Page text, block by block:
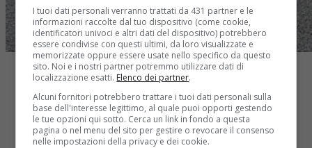
Share
I tuoi dati personali verranno trattati da 431 partner e le
informazioni raccolte dal tuo dispositivo (come cookie,
identificatori univoci e altri dati del dispositivo) potrebbero
essere condivise con questi ultimi, da loro visualizzate e
memorizzate oppure essere usate nello specifico da questo
sito. Noi e i nostri partner potremmo utilizzare dati di
localizzazione esatti. Elenco dei partner.
Alcuni fornitori potrebbero trattare i tuoi dati personali sulla
base dell'interesse legittimo, al quale puoi opporti gestendo
le tue opzioni qui sotto. Cerca un link in fondo a questa
pagina o nel menu del sito per gestire o revocare il consenso
nelle impostazioni della privacy e dei cookie.